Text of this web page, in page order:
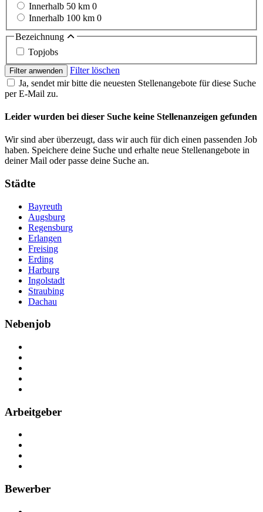
Innerhalb 50 km 0
Innerhalb 100 km 0
Bezeichnung
Topjobs
Filter anwenden
Filter löschen
Ja, sendet mir bitte die neuesten Stellenangebote für diese Suche
per E-Mail zu.
Leider wurden bei dieser Suche keine Stellenanzeigen gefunden
Wir sind aber überzeugt, dass wir auch für dich einen passenden Job
haben. Speichere deine Suche und erhalte neue Stellenangebote in
deiner Mail oder passe deine Suche an.
Städte
Bayreuth
Augsburg
Regensburg
Erlangen
Freising
Erding
Harburg
Ingolstadt
Straubing
Dachau
Nebenjob
Arbeitgeber
Bewerber